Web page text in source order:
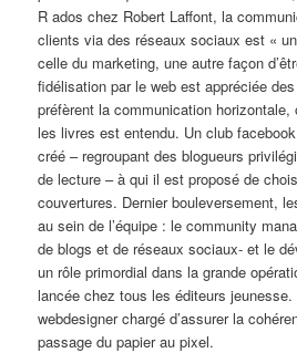
R ados chez Robert Laffont, la
clients via des réseaux sociaux est «
celle du marketing, une autre façon
fidélisation par le web est appréciée
préfèrent la communication
les livres est entendu. Un club
créé – regroupant des blogueurs
de lecture – à qui il est proposé de
couvertures. Dernier bouleversement,
au sein de l’équipe : le community
de blogs et de réseaux sociaux- et le
un rôle primordial dans la grande
lancée chez tous les éditeurs
webdesigner chargé d’assurer la
passage du papier au pixel.